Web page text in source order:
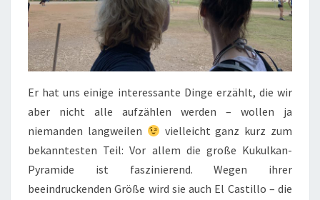
Er hat uns einige interessante Dinge erzählt, die wir
aber nicht alle aufzählen werden – wollen ja
niemanden langweilen
vielleicht ganz kurz zum
bekanntesten Teil: Vor allem die große Kukulkan-
Pyramide ist faszinierend. Wegen ihrer
beeindruckenden Größe wird sie auch El Castillo – die